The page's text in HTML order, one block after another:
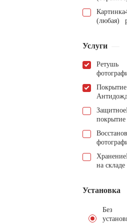
Картинка
(любая)
Услуги
Ретушь
Покрытие
Защитное
покрытие
Хранение
на складе
Установка
Без